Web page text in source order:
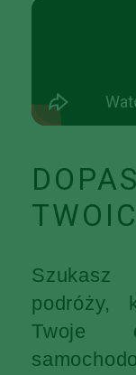
Szukasz
podróży,
Twoje